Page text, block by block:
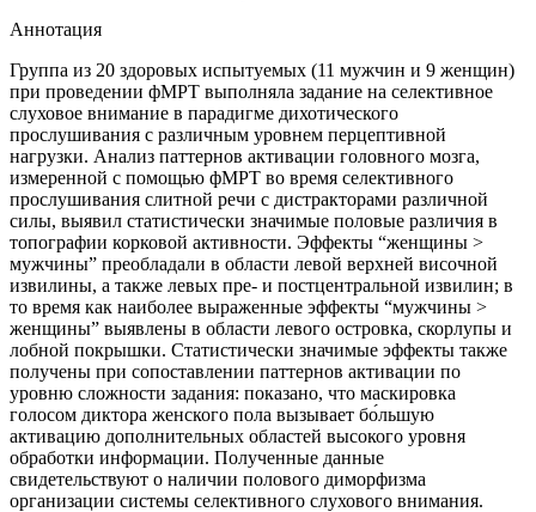
Аннотация
Группа из 20 здоровых испытуемых (11 мужчин и 9 женщин)
при проведении фМРТ выполняла задание на селективное
слуховое внимание в парадигме дихотического
прослушивания с различным уровнем перцептивной
нагрузки. Анализ паттернов активации головного мозга,
измеренной с помощью фМРТ во время селективного
прослушивания слитной речи с дистракторами различной
силы, выявил статистически значимые половые различия в
топографии корковой активности. Эффекты “женщины >
мужчины” преобладали в области левой верхней височной
извилины, а также левых пре- и постцентральной извилин; в
то время как наиболее выраженные эффекты “мужчины >
женщины” выявлены в области левого островка, скорлупы и
лобной покрышки. Статистически значимые эффекты также
получены при сопоставлении паттернов активации по
уровню сложности задания: показано, что маскировка
голосом диктора женского пола вызывает бо́льшую
активацию дополнительных областей высокого уровня
обработки информации. Полученные данные
свидетельствуют о наличии полового диморфизма
организации системы селективного слухового внимания.